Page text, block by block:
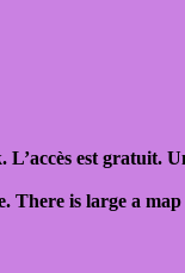
L’accès est gratuit.
There is large a